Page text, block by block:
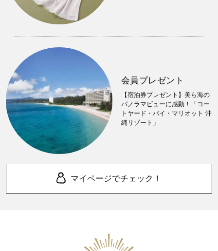
会員プレゼント
【宿泊券プレゼント】美ら海の
パノラマビューに感動！「コー
トヤード・バイ・マリオット 沖
縄リゾート」
マイページでチェック！